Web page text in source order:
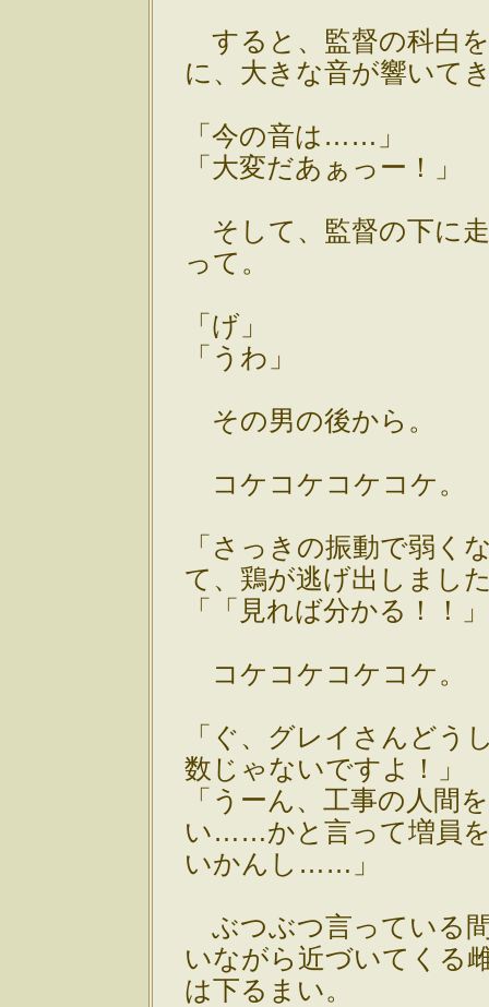
すると、監督の科白
に、大きな音が響いて
「今の音は……」
「大変だあぁっー！」
そして、監督の下に
って。
「げ」
「うわ」
その男の後から。
コケコケコケコケ。
「さっきの振動で弱く
て、鶏が逃げ出しまし
「「見れば分かる！！
コケコケコケコケ。
「ぐ、グレイさんど
数じゃないですよ！」
「うーん、工事の人間
い……かと言って増員
いかんし……」
ぶつぶつ言っている
いながら近づいてくる
は下るまい。